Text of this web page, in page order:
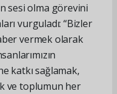
sesi olma görevini
vurguladı: “Bizler
vermek olarak
katkı sağlamak,
ve toplumun her